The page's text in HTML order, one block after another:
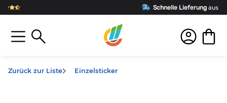
Schnelle Lieferungaus Deutschland
Zurück zur Liste Einzelsticker